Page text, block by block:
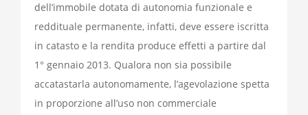
dell’immobile dotata di autonomia funzionale e
reddituale permanente, infatti, deve essere iscritta
in catasto e la rendita produce effetti a partire dal
1° gennaio 2013. Qualora non sia possibile
accatastarla autonomamente, l’agevolazione spetta
in proporzione all’uso non commerciale